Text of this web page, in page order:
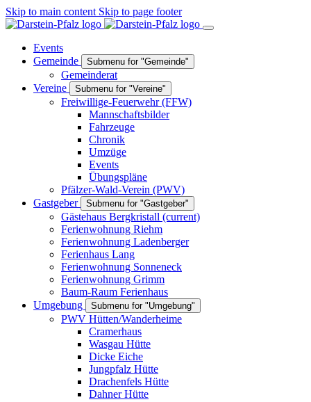
Skip to main content Skip to page footer
Events
Gemeinde
Submenu for "Gemeinde"
Gemeinderat
Vereine
Submenu for "Vereine"
Freiwillige-Feuerwehr (FFW)
Mannschaftsbilder
Fahrzeuge
Chronik
Umzüge
Events
Übungspläne
Pfälzer-Wald-Verein (PWV)
Gastgeber
Submenu for "Gastgeber"
Gästehaus Bergkristall (current)
Ferienwohnung Riehm
Ferienwohnung Ladenberger
Ferienhaus Lang
Ferienwohnung Sonneneck
Ferienwohnung Grimm
Baum-Raum Ferienhaus
Umgebung
Submenu for "Umgebung"
PWV Hütten/Wanderheime
Cramerhaus
Wasgau Hütte
Dicke Eiche
Jungpfalz Hütte
Drachenfels Hütte
Dahner Hütte